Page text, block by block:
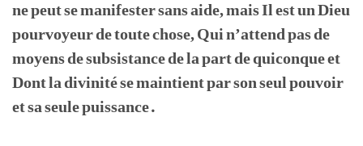
ne peut se manifester sans aide, mais Il est un Dieu
pourvoyeur de toute chose, Qui n’attend pas de
moyens de subsistance de la part de quiconque et
Dont la divinité se maintient par son seul pouvoir
et sa seule puissance.